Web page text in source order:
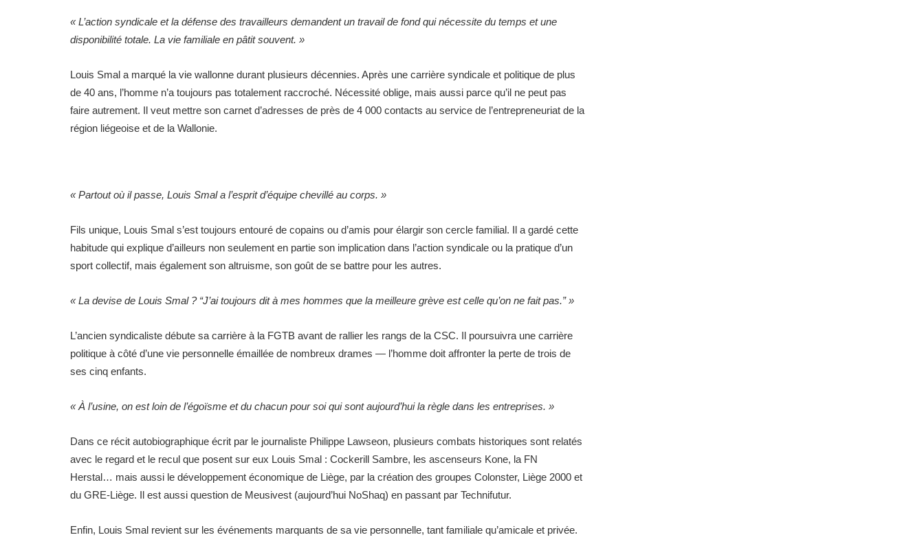
« L’action syndicale et la défense des travailleurs demandent un travail de fond qui nécessite du temps et une
disponibilité totale. La vie familiale en pâtit souvent. »
Louis Smal a marqué la vie wallonne durant plusieurs décennies. Après une carrière syndicale et politique de plus
de 40 ans, l’homme n’a toujours pas totalement raccroché. Nécessité oblige, mais aussi parce qu’il ne peut pas
faire autrement. Il veut mettre son carnet d’adresses de près de 4 000 contacts au service de l’entrepreneuriat de la
région liégeoise et de la Wallonie.
«Partout où il passe, Louis Smal a l’esprit d’équipe chevillé au corps. »
Fils unique, Louis Smal s’est toujours entouré de copains ou d’amis pour élargir son cercle familial. Il a gardé cette
habitude qui explique d’ailleurs non seulement en partie son implication dans l’action syndicale ou la pratique d’un
sport collectif, mais également son altruisme, son goût de se battre pour les autres.
«La devise de Louis Smal ? “J’ai toujours dit à mes hommes que la meilleure grève est celle qu’on ne fait pas.” »
L’ancien syndicaliste débute sa carrière à la FGTB avant de rallier les rangs de la CSC. Il poursuivra une carrière
politique à côté d’une vie personnelle émaillée de nombreux drames — l’homme doit affronter la perte de trois de
ses cinq enfants.
«À l’usine, on est loin de l’égoïsme et du chacun pour soi qui sont aujourd’hui la règle dans les entreprises. »
Dans ce récit autobiographique écrit par le journaliste Philippe Lawseon, plusieurs combats historiques sont relatés
avec le regard et le recul que posent sur eux Louis Smal : Cockerill Sambre, les ascenseurs Kone, la FN
Herstal… mais aussi le développement économique de Liège, par la création des groupes Colonster, Liège 2000 et
du GRE-Liège. Il est aussi question de Meusivest (aujourd’hui NoShaq) en passant par Technifutur.
Enfin, Louis Smal revient sur les événements marquants de sa vie personnelle, tant familiale qu’amicale et privée.